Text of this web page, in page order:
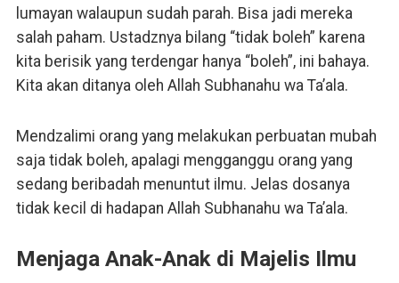
lumayan walaupun sudah parah. Bisa jadi mereka
salah paham. Ustadznya bilang “tidak boleh” karena
kita berisik yang terdengar hanya “boleh”, ini bahaya.
Kita akan ditanya oleh Allah Subhanahu wa Ta’ala.
Mendzalimi orang yang melakukan perbuatan mubah
saja tidak boleh, apalagi mengganggu orang yang
sedang beribadah menuntut ilmu. Jelas dosanya
tidak kecil di hadapan Allah Subhanahu wa Ta’ala.
Menjaga Anak-Anak di Majelis Ilmu